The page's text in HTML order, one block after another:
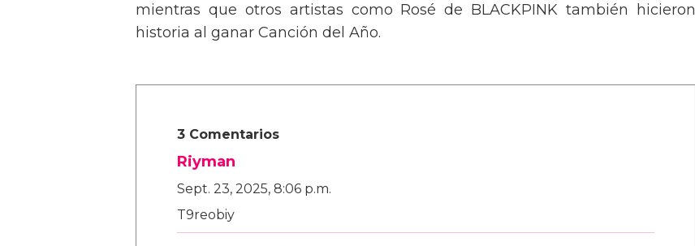
mientras que otros artistas como Rosé de BLACKPINK también hicieron
historia al ganar Canción del Año.
3 Comentarios
Riyman
Sept. 23, 2025, 8:06 p.m.
T9reobiy